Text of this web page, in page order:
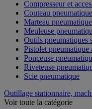
Compresseur et
Couteau pneumatique
Marteau pneumatique
Meuleuse
Outils pneumatiques
Pistolet pneumatique
Ponceuse
Riveteuse
Scie pneumatique
Outillage stationnaire,
Voir toute la catégorie